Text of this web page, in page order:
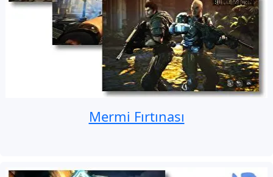
Mermi Fırtınası